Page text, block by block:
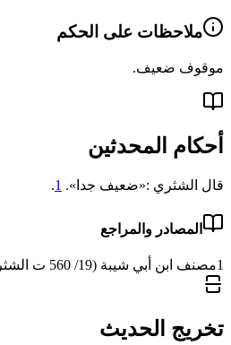
ملاحظات على الحكم
موقوف ضعيف.
أحكام المحدثين
قال الشثري :«ضعيف جدا». 1
.
المصادر والمراجع
1مصنف ابن أبي شيبة (19/ 560 ت الشثري)
تخريج الحديث